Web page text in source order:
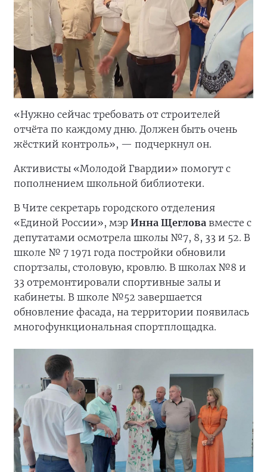
«Нужно сейчас требовать от строителей
отчёта по каждому дню. Должен быть очень
жёсткий контроль», — подчеркнул он.
Активисты «Молодой Гвардии» помогут с
пополнением школьной библиотеки.
В Чите секретарь городского отделения
«Единой России», мэр Инна Щеглова вместе с
депутатами осмотрела школы №7, 8, 33 и 52. В
школе № 7 1971 года постройки обновили
спортзалы, столовую, кровлю. В школах №8 и
33 отремонтировали спортивные залы и
кабинеты. В школе №52 завершается
обновление фасада, на территории появилась
многофункциональная спортплощадка.